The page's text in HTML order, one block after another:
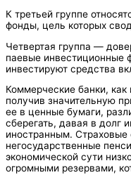
К третьей группе
фонды, цель которых
Четвертая группа —
паевые инвестиционные
инвестируют средства
Коммерческие банки,
получив значительную
ее в ценные бумаги,
сберегать, давая в долг
иностранным. Страховые
негосударственные
экономической сути
огромными резервами,